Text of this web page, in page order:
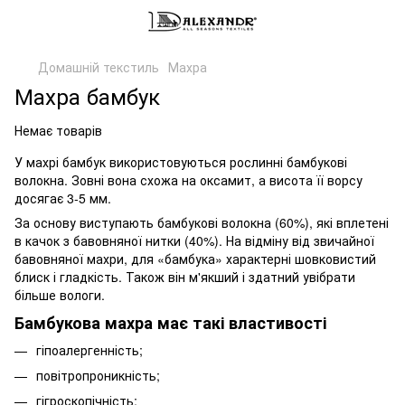
Домашній текстиль Махра
Махра бамбук
Немає товарів
У махрі бамбук використовуються рослинні бамбукові
волокна. Зовні вона схожа на оксамит, а висота її ворсу
досягає 3-5 мм.
За основу виступають бамбукові волокна (60%), які вплетені
в качок з бавовняної нитки (40%). На відміну від звичайної
бавовняної махри, для «бамбука» характерні шовковистий
блиск і гладкість. Також він м'якший і здатний увібрати
більше вологи.
Бамбукова махра має такі властивості
гіпоалергенність;
повітропроникність;
гігроскопічність;